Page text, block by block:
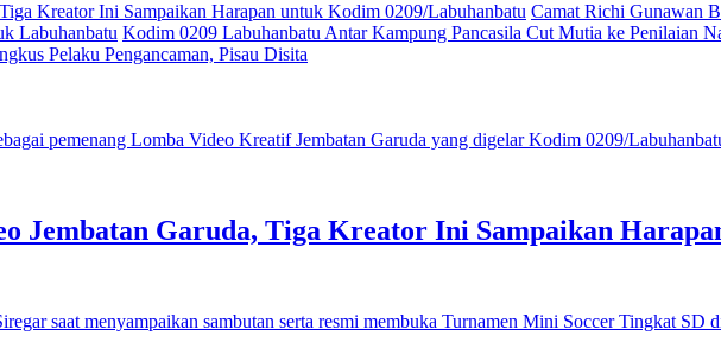
Kreator Ini Sampaikan Harapan untuk Kodim 0209/Labuhanbatu Camat Richi Gunawan
Labuhanbatu Kodim 0209 Labuhanbatu Antar Kampung Pancasila Cut Mutia ke Penilaian
Pelaku Pengancaman, Pisau Disita
Jembatan Garuda, Tiga Kreator Ini Sampaikan